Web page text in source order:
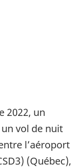
2022, un
vol de nuit
l’aéroport
(Québec),